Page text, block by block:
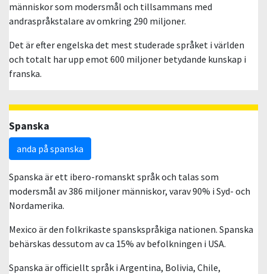
människor som modersmål och tillsammans med
andraspråkstalare av omkring 290 miljoner.
Det är efter engelska det mest studerade språket i världen
och totalt har upp emot 600 miljoner betydande kunskap i
franska.
Spanska
anda på spanska
Spanska är ett ibero-romanskt språk och talas som
modersmål av 386 miljoner människor, varav 90% i Syd- och
Nordamerika.
Mexico är den folkrikaste spanskspråkiga nationen. Spanska
behärskas dessutom av ca 15% av befolkningen i USA.
Spanska är officiellt språk i Argentina, Bolivia, Chile,